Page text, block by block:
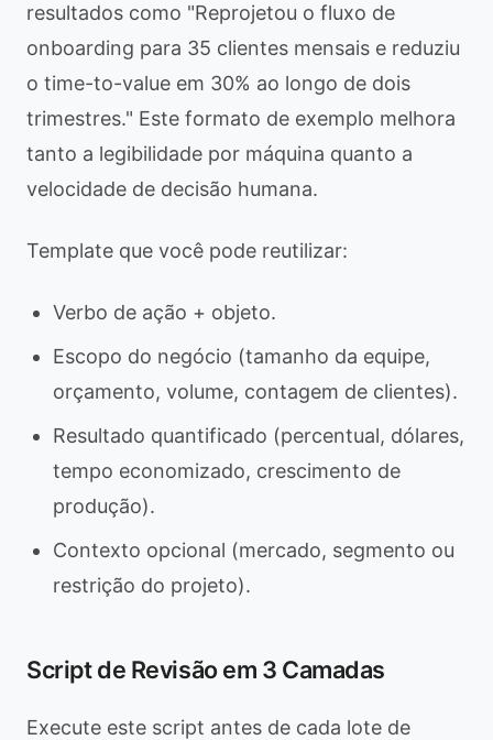
resultados como "Reprojetou o fluxo de
onboarding para 35 clientes mensais e reduziu
o time-to-value em 30% ao longo de dois
trimestres." Este formato de exemplo melhora
tanto a legibilidade por máquina quanto a
velocidade de decisão humana.
Template que você pode reutilizar:
Verbo de ação + objeto.
Escopo do negócio (tamanho da equipe,
orçamento, volume, contagem de clientes).
Resultado quantificado (percentual, dólares,
tempo economizado, crescimento de
produção).
Contexto opcional (mercado, segmento ou
restrição do projeto).
Script de Revisão em 3 Camadas
Execute este script antes de cada lote de